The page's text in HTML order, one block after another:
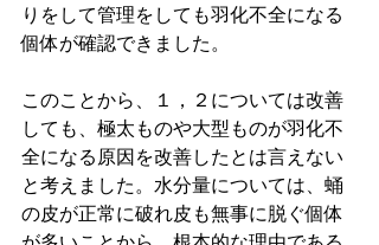
りをして管理をしても羽化不全になる
個体が確認できました。
このことから、１，２については改善
しても、極太ものや大型ものが羽化不
全になる原因を改善したとは言えない
と考えました。水分量については、蛹
の皮が正常に破れ皮も無事に脱ぐ個体